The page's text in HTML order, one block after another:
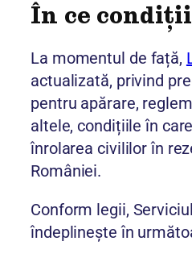
În ce
La momentul de față,
actualizată, privind
pentru apărare,
altele, condițiile în
înrolarea civililor în
României.
Conform legii,
îndeplineşte în